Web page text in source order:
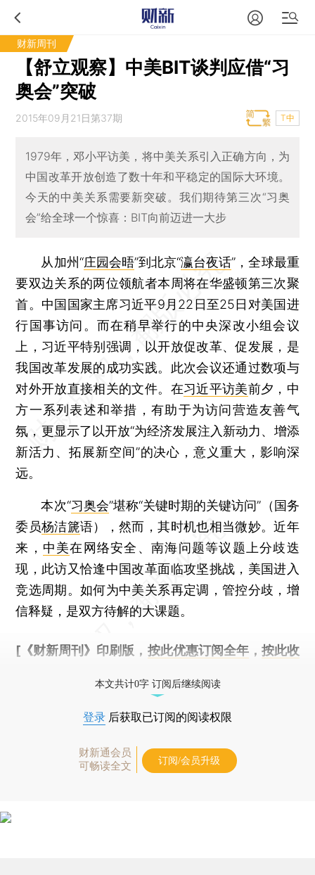
财新周刊
【舒立观察】中美BIT谈判应借“习
奥会”突破
2015年09月21日第37期 T中
1979年，邓小平访美，将中美关系引入正确方向，为
中国改革开放创造了数十年和平稳定的国际大环境。
今天的中美关系需要新突破。我们期待第三次“习奥
会”给全球一个惊喜：BIT向前迈进一大步
从加州“庄园会晤”到北京“瀛台夜话”，全球最重
要双边关系的两位领航者本周将在华盛顿第三次聚
首。中国国家主席习近平9月22日至25日对美国进
行国事访问。而在稍早举行的中央深改小组会议
上，习近平特别强调，以开放促改革、促发展，是
我国改革发展的成功实践。此次会议还通过数项与
对外开放直接相关的文件。在习近平访美前夕，中
方一系列表述和举措，有助于为访问营造友善气
氛，更显示了以开放“为经济发展注入新动力、增添
新活力、拓展新空间”的决心，意义重大，影响深
远。
本次“习奥会”堪称“关键时期的关键访问”（国务
委员杨洁篪语），然而，其时机也相当微妙。近年
来， 中美在网络安全、南海问题等议题上分歧迭
现，此访又恰逢中国改革面临攻坚挑战，美国进入
竞选周期。如何为中美关系再定调，管控分歧，增
信释疑，是双方待解的大课题。
[《财新周刊》印刷版， 按此优惠订阅全年， 按此收
本文共计0字 订阅后继续阅读
登录 后获取已订阅的阅读权限
财新通会员
可畅读全文
订阅/会员升级